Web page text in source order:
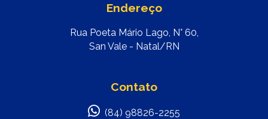
Endereço
Rua Poeta Mário Lago, N° 60,
San Vale - Natal/RN
Contato
(84) 98826-2255